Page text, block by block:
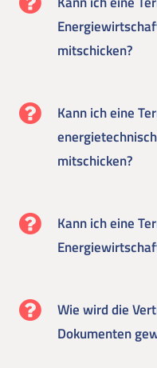
mitschicken?
Kann ich eine
mitschicken?
Kann ich eine
Wie wird die
Dokumenten